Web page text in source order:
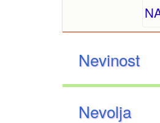
Nevinost
Nevolja